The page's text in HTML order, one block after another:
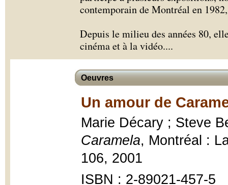
contemporain de Montréal en
Depuis le milieu des années 80,
cinéma et à la vidéo....
Oeuvres
Un amour de
Marie Décary ; Steve
Caramela, Montréal :
106, 2001
ISBN : 2-89021-457-5